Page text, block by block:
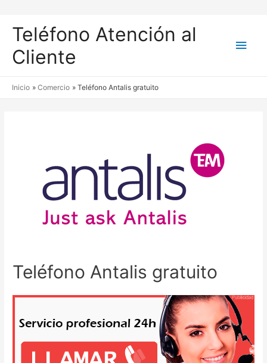
Teléfono Atención al
Cliente
Inicio Comercio Teléfono Antalis gratuito
Teléfono Antalis gratuito